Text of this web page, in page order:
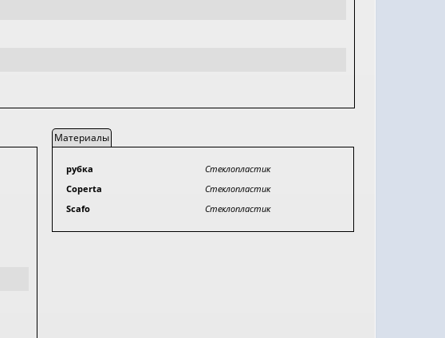
Материалы
рубка
Стеклопластик
Coperta
Стеклопластик
Scafo
Стеклопластик